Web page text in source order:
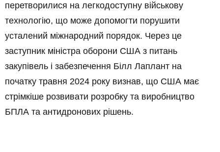
перетворилися на легкодоступну військову
технологію, що може допомогти порушити
усталений міжнародний порядок. Через це
заступник міністра оборони США з питань
закупівель і забезпечення Білл Лаплант на
початку травня 2024 року визнав, що США має
стрімкіше розвивати розробку та виробництво
БПЛА та антидронових рішень.